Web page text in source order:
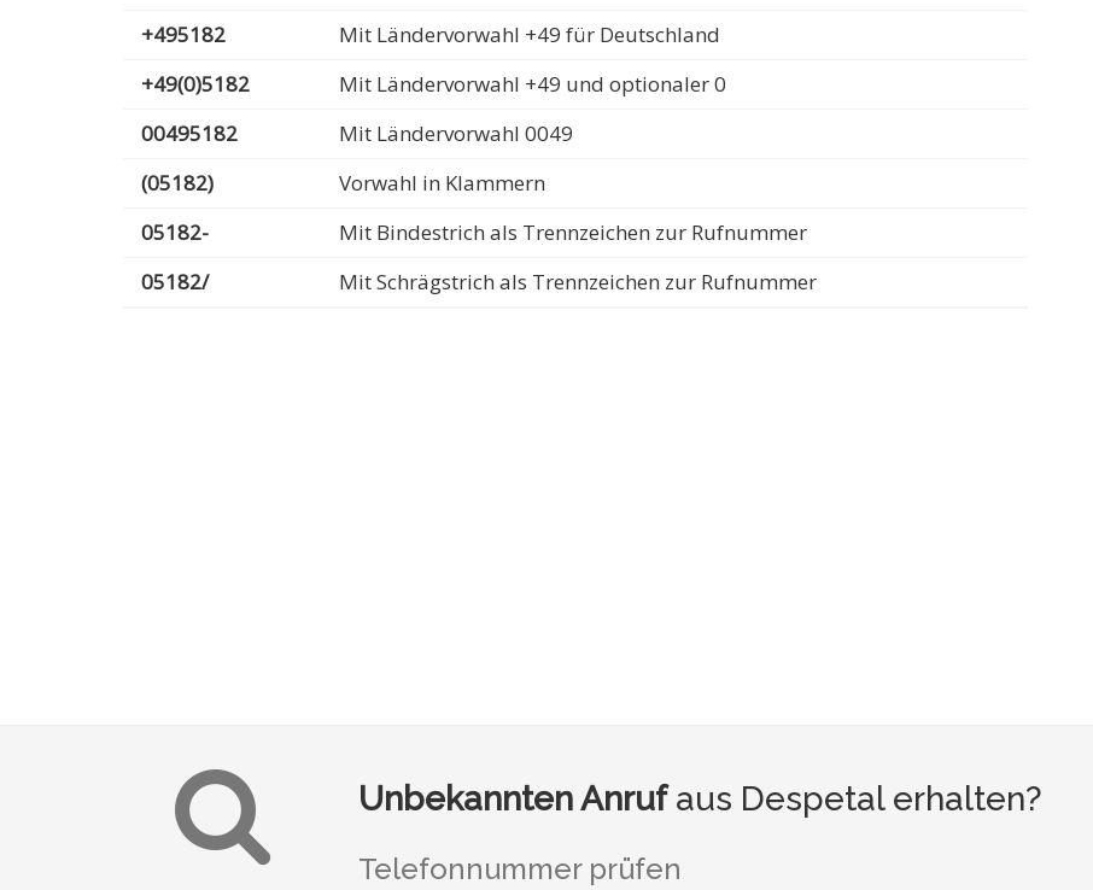
+495182
Mit Ländervorwahl +49 für Deutschland
+49(0)5182
Mit Ländervorwahl +49 und optionaler 0
00495182
Mit Ländervorwahl 0049
(05182)
Vorwahl in Klammern
05182-
Mit Bindestrich als Trennzeichen zur Rufnummer
05182/
Mit Schrägstrich als Trennzeichen zur Rufnummer
Unbekannten Anrufaus Despetal erhalten?
Telefonnummer prüfen